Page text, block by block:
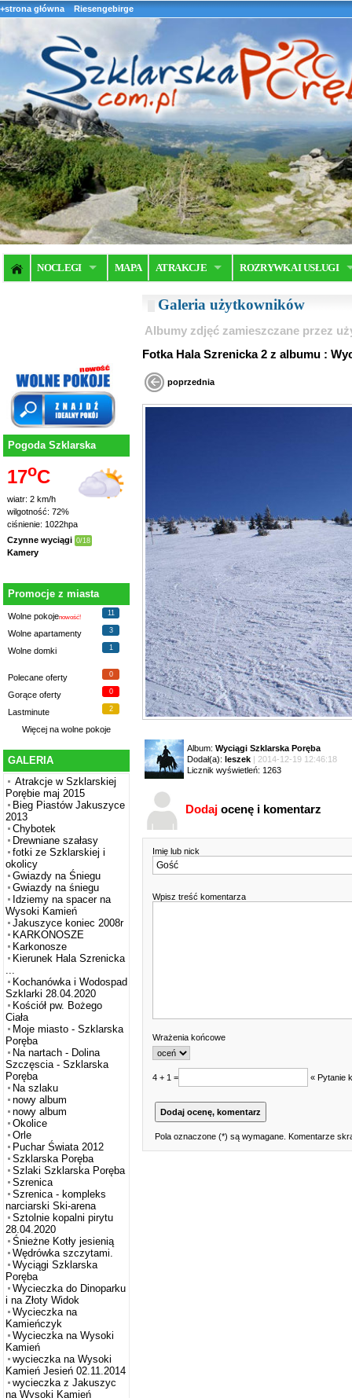
+strona główna Riesengebirge
NOCLEGI MAPA ATRAKCJE ROZRYWKA I USŁUGI
Pogoda Szklarska
17oC
wiatr: 2 km/h
wilgotność: 72%
ciśnienie: 1022hpa
Czynne wyciągi 0/18
Kamery
Promocje z miasta
Wolne pokojenowość!
11
Wolne apartamenty 3
Wolne domki 1
Polecane oferty 0
Gorące oferty 0
Lastminute 2
Więcej na wolne pokoje
GALERIA
Atrakcje w Szklarskiej
Porębie maj 2015
Bieg Piastów Jakuszyce
2013
Chybotek
Drewniane szałasy
fotki ze Szklarskiej i
okolicy
Gwiazdy na Śniegu
Gwiazdy na śniegu
Idziemy na spacer na
Wysoki Kamień
Jakuszyce koniec 2008r
KARKONOSZE
Karkonosze
Kierunek Hala Szrenicka
...
Kochanówka i Wodospad
Szklarki 28.04.2020
Kościół pw. Bożego
Ciała
Moje miasto - Szklarska
Poręba
Na nartach - Dolina
Szczęscia - Szklarska
Poręba
Na szlaku
nowy album
nowy album
Okolice
Orle
Puchar Świata 2012
Szklarska Poręba
Szlaki Szklarska Poręba
Szrenica
Szrenica - kompleks
narciarski Ski-arena
Sztolnie kopalni pirytu
28.04.2020
Śnieżne Kotły jesienią
Wędrówka szczytami.
Wyciągi Szklarska
Poręba
Wycieczka do Dinoparku
i na Złoty Widok
Wycieczka na
Kamieńczyk
Wycieczka na Wysoki
Kamień
wycieczka na Wysoki
Kamień Jesień 02.11.2014
wycieczka z Jakuszyc
na Wysoki Kamień
Galeria użytkowników
Albumy zdjęć zamieszczane przez
Fotka Hala Szrenicka 2 z albumu :
poprzednia
Album: Wyciągi Szklarska Poręba
Dodał(a): leszek | 2014-12-19 12:46:18
Licznik wyświetleń: 1263
Dodaj ocenę i komentarz
Imię lub nick
Wpisz treść komentarza
Wrażenia końcowe
4 + 1 = « Pytanie
Pola oznaczone (*) są wymagane. Komentarze